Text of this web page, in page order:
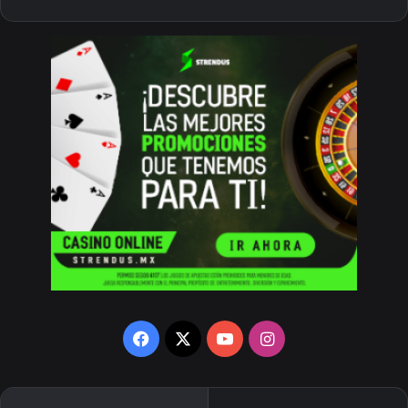
Facebook
X YouTubeInstagram